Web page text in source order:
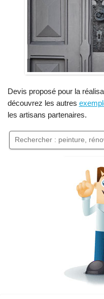
Devis proposé pour la
découvrez les autres
les artisans partenaires.